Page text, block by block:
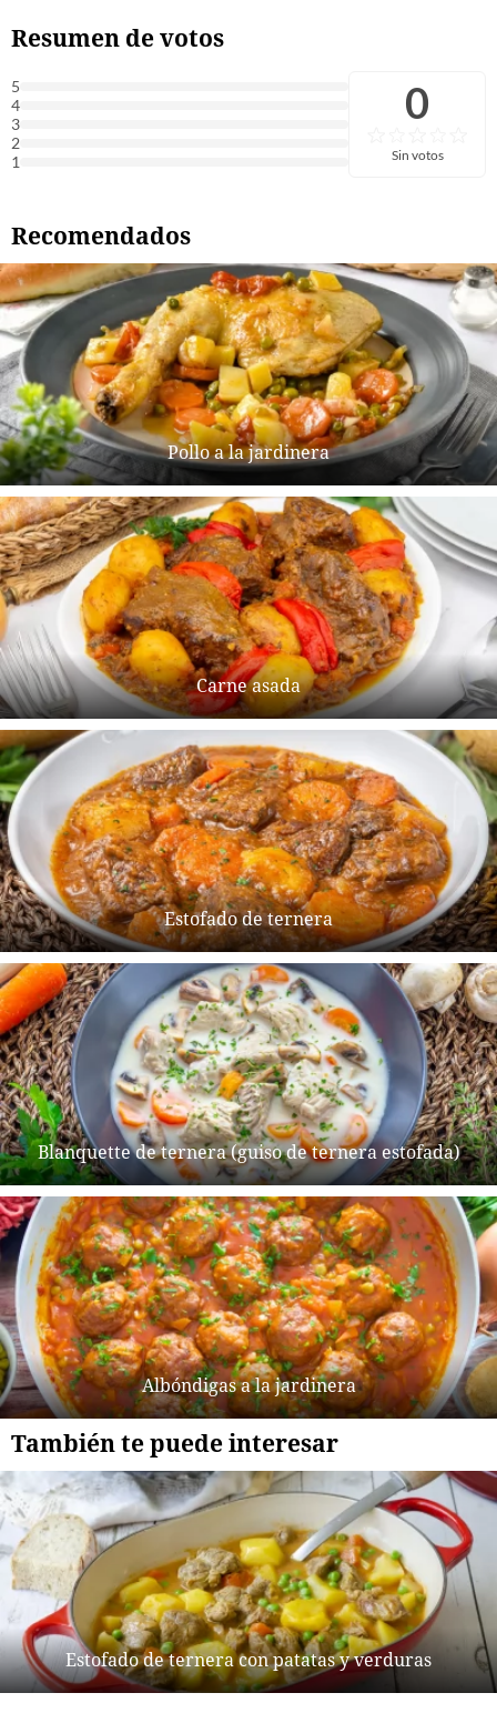
Resumen de votos
5
4
3
2
1
0
Sin votos
Recomendados
Pollo a la jardinera
Carne asada
Estofado de ternera
Blanquette de ternera (guiso de ternera estofada)
Albóndigas a la jardinera
También te puede interesar
Estofado de ternera con patatas y verduras